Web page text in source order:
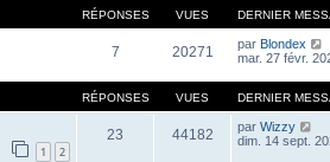
RÉPONSES VUES DERNIER
7 20271 par Blondex
mar. 27 févr.
RÉPONSES VUES DERNIER
1 2
23 44182 par Wizzy
dim. 14 sept.